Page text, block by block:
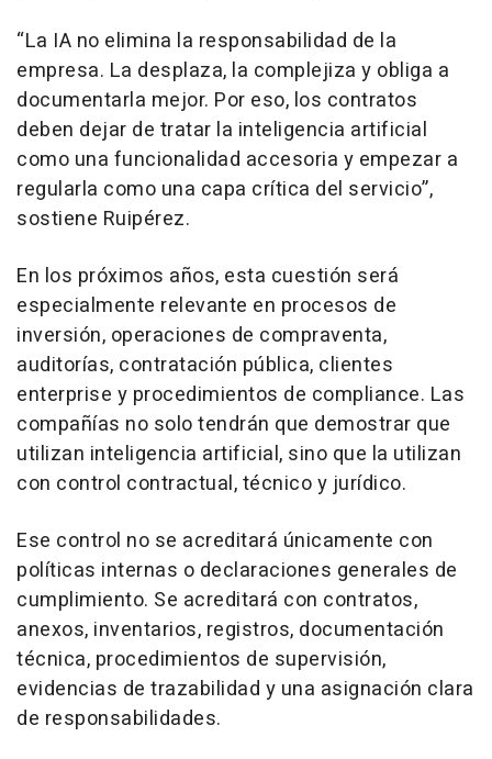
“La IA no elimina la responsabilidad de la
empresa. La desplaza, la complejiza y obliga a
documentarla mejor. Por eso, los contratos
deben dejar de tratar la inteligencia artificial
como una funcionalidad accesoria y empezar a
regularla como una capa crítica del servicio”,
sostiene Ruipérez.
En los próximos años, esta cuestión será
especialmente relevante en procesos de
inversión, operaciones de compraventa,
auditorías, contratación pública, clientes
enterprise y procedimientos de compliance. Las
compañías no solo tendrán que demostrar que
utilizan inteligencia artificial, sino que la utilizan
con control contractual, técnico y jurídico.
Ese control no se acreditará únicamente con
políticas internas o declaraciones generales de
cumplimiento. Se acreditará con contratos,
anexos, inventarios, registros, documentación
técnica, procedimientos de supervisión,
evidencias de trazabilidad y una asignación clara
de responsabilidades.